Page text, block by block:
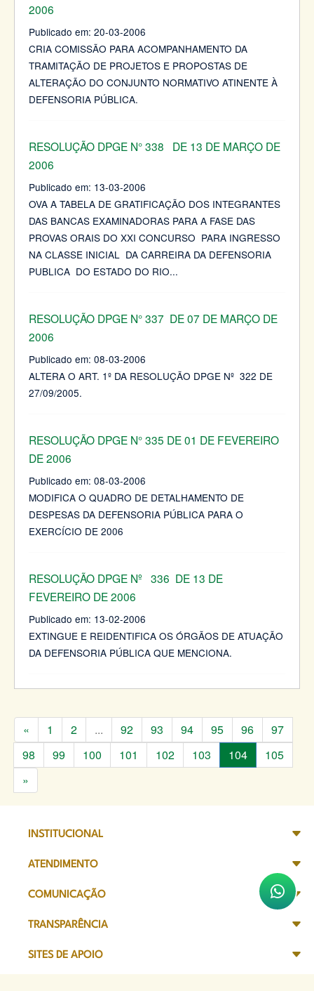
2006
Publicado em: 20-03-2006
CRIA COMISSÃO PARA ACOMPANHAMENTO DA
TRAMITAÇÃO DE PROJETOS E PROPOSTAS DE
ALTERAÇÃO DO CONJUNTO NORMATIVO ATINENTE À
DEFENSORIA PÚBLICA.
RESOLUÇÃO DPGE N° 338 DE 13 DE MARÇO DE
2006
Publicado em: 13-03-2006
OVA A TABELA DE GRATIFICAÇÃO DOS INTEGRANTES
DAS BANCAS EXAMINADORAS PARA A FASE DAS
PROVAS ORAIS DO XXI CONCURSO PARA INGRESSO
NA CLASSE INICIAL DA CARREIRA DA DEFENSORIA
PUBLICA DO ESTADO DO RIO...
RESOLUÇÃO DPGE N° 337 DE 07 DE MARÇO DE
2006
Publicado em: 08-03-2006
ALTERA O ART. 1º DA RESOLUÇÃO DPGE Nº 322 DE
27/09/2005.
RESOLUÇÃO DPGE N° 335 DE 01 DE FEVEREIRO
DE 2006
Publicado em: 08-03-2006
MODIFICA O QUADRO DE DETALHAMENTO DE
DESPESAS DA DEFENSORIA PÚBLICA PARA O
EXERCÍCIO DE 2006
RESOLUÇÃO DPGE Nº 336 DE 13 DE
FEVEREIRO DE 2006
Publicado em: 13-02-2006
EXTINGUE E REIDENTIFICA OS ÓRGÃOS DE ATUAÇÃO
DA DEFENSORIA PÚBLICA QUE MENCIONA.
« 1 2 ... 92 93 94 95 96
97
98
99 100 101 102 103 104
105
»
INSTITUCIONAL
ATENDIMENTO
COMUNICAÇÃO
TRANSPARÊNCIA
SITES DE APOIO